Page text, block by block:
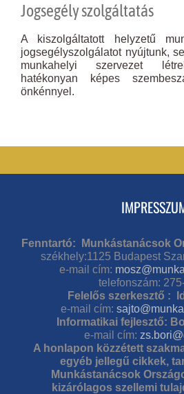
Jogsegély szolgáltatás
A kiszolgáltatott helyzetű
jogsegélyszolgálatot nyújtunk,
munkahelyi szervezet
hatékonyan képes
önkénnyel.
Fenntartó: Munkástanácsok
székhely:1125 Budapest
e-mail cím:
telefonszám:
Felelős szerkesztő :
e-mail cím:
Informatikai fejlesztő:
e-mail cím:
A honlapon közzétett
egyéb jellegű cikkek,
Munkástanácsok
kizárólagos szellemi